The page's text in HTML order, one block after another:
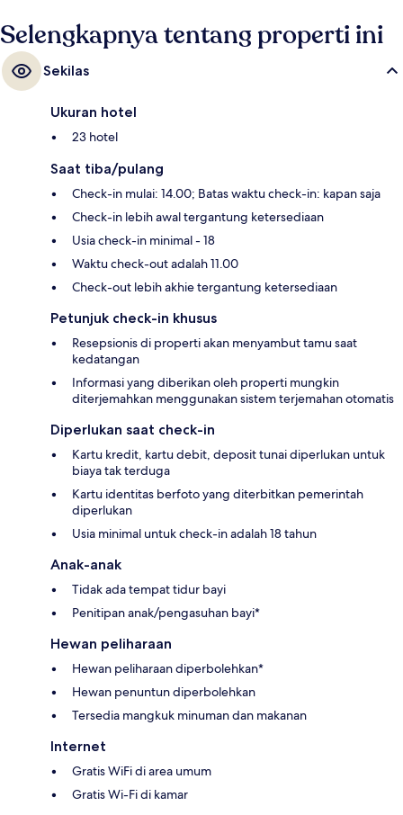
Selengkapnya tentang properti ini
Sekilas
Ukuran hotel
23 hotel
Saat tiba/pulang
Check-in mulai: 14.00; Batas waktu check-in: kapan saja
Check-in lebih awal tergantung ketersediaan
Usia check-in minimal - 18
Waktu check-out adalah 11.00
Check-out lebih akhie tergantung ketersediaan
Petunjuk check-in khusus
Resepsionis di properti akan menyambut tamu saat
kedatangan
Informasi yang diberikan oleh properti mungkin
diterjemahkan menggunakan sistem terjemahan otomatis
Diperlukan saat check-in
Kartu kredit, kartu debit, deposit tunai diperlukan untuk
biaya tak terduga
Kartu identitas berfoto yang diterbitkan pemerintah
diperlukan
Usia minimal untuk check-in adalah 18 tahun
Anak-anak
Tidak ada tempat tidur bayi
Penitipan anak/pengasuhan bayi*
Hewan peliharaan
Hewan peliharaan diperbolehkan*
Hewan penuntun diperbolehkan
Tersedia mangkuk minuman dan makanan
Internet
Gratis WiFi di area umum
Gratis Wi-Fi di kamar